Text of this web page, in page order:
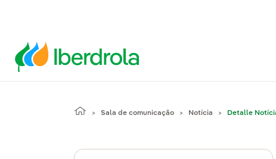
Sala de comunicação Notícia Detalle